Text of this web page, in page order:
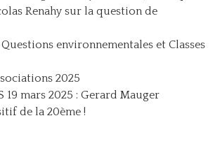
Renahy sur la question de
Questions environnementales et Classes
2025
19 mars 2025 : Gerard Mauger
de la 20ème !